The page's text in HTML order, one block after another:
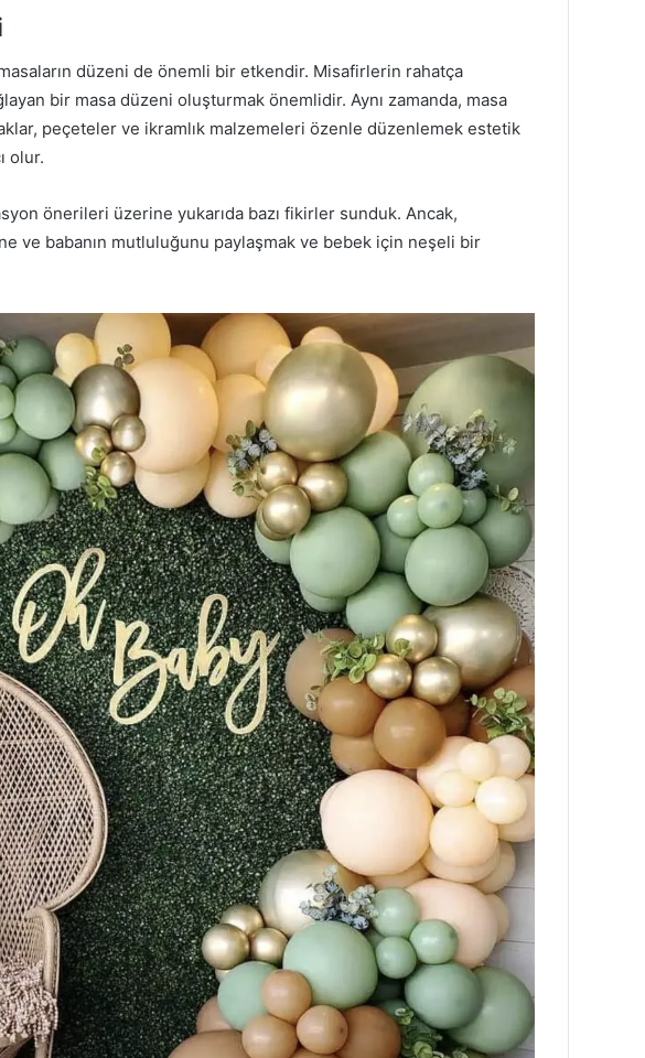
düzeni de önemli bir etkendir. Misafirlerin rahatça
bir masa düzeni oluşturmak önemlidir. Aynı zamanda, masa
peçeteler ve ikramlık malzemeleri özenle düzenlemek estetik
olur.
önerileri üzerine yukarıda bazı fikirler sunduk. Ancak,
ve babanın mutluluğunu paylaşmak ve bebek için neşeli bir